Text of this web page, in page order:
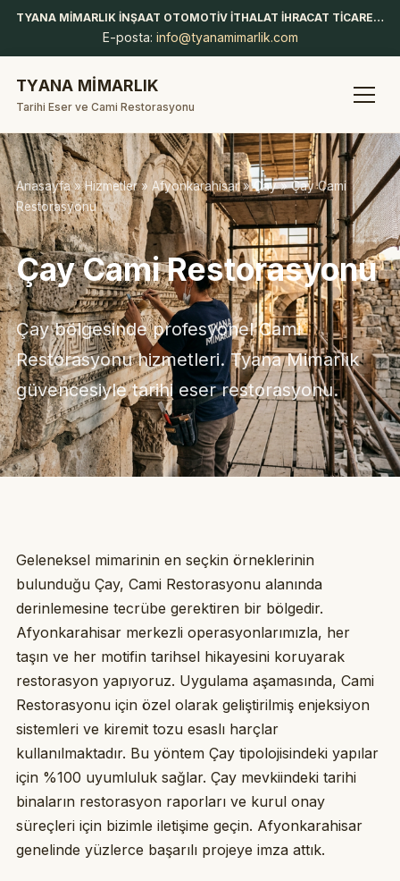
TYANA MİMARLIK İNŞAAT OTOMOTİV İTHALAT İHRACAT TİCARET LİMİTED ŞİRKETİ
E-posta: info@tyanamimarlik.com
TYANA MİMARLIK
Tarihi Eser ve Cami Restorasyonu
Anasayfa»Hizmetler» Afyonkarahisar»Çay» Çay Cami
Restorasyonu
Çay Cami Restorasyonu
Çay bölgesinde profesyonel Cami
Restorasyonu hizmetleri. Tyana Mimarlık
güvencesiyle tarihi eser restorasyonu.
Geleneksel mimarinin en seçkin örneklerinin
bulunduğu Çay, Cami Restorasyonu alanında
derinlemesine tecrübe gerektiren bir bölgedir.
Afyonkarahisar merkezli operasyonlarımızla, her
taşın ve her motifin tarihsel hikayesini koruyarak
restorasyon yapıyoruz. Uygulama aşamasında, Cami
Restorasyonu için özel olarak geliştirilmiş enjeksiyon
sistemleri ve kiremit tozu esaslı harçlar
kullanılmaktadır. Bu yöntem Çay tipolojisindeki yapılar
için %100 uyumluluk sağlar. Çay mevkiindeki tarihi
binaların restorasyon raporları ve kurul onay
süreçleri için bizimle iletişime geçin. Afyonkarahisar
genelinde yüzlerce başarılı projeye imza attık.